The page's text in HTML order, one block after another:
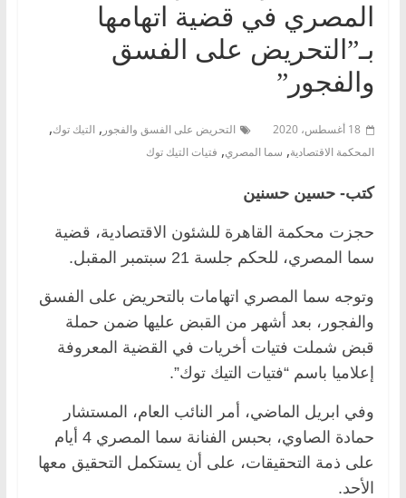
المصري في قضية اتهامها
بـ”التحريض على الفسق
والفجور”
18 أغسطس، 2020 التحريض على الفسق والفجور , التيك توك,
المحكمة الاقتصادية, سما المصري, فتيات التيك توك
كتب- حسين حسنين
حجزت محكمة القاهرة للشئون الاقتصادية، قضية
سما المصري، للحكم جلسة 21 سبتمبر المقبل.
وتوجه سما المصري اتهامات بالتحريض على الفسق
والفجور، بعد أشهر من القبض عليها ضمن حملة
قبض شملت فتيات أخريات في القضية المعروفة
إعلاميا باسم “فتيات التيك توك”.
وفي ابريل الماضي، أمر النائب العام، المستشار
حمادة الصاوي، بحبس الفنانة سما المصري 4 أيام
على ذمة التحقيقات، على أن يستكمل التحقيق معها
الأحد.